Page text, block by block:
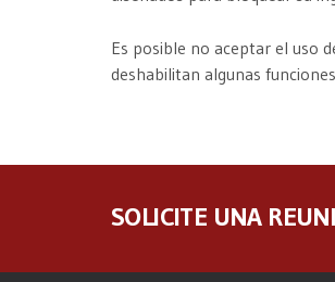
Es posible no aceptar el uso
deshabilitan algunas
SOLICITE UNA